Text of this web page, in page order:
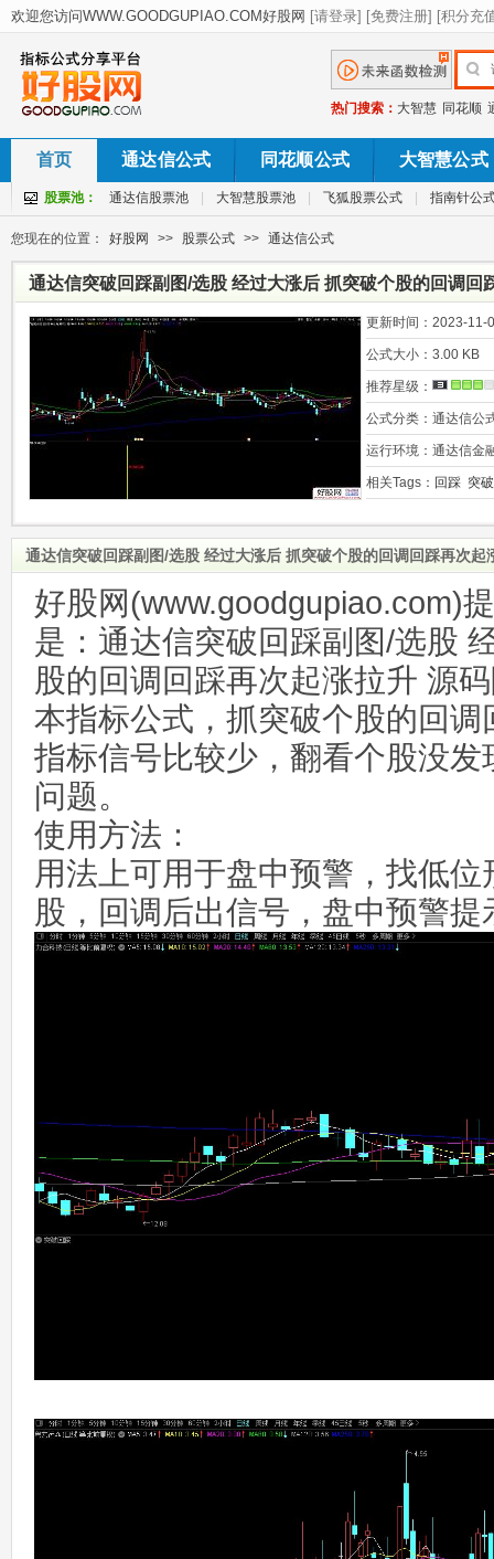
热门搜索： 大智慧 同花顺
首页 通达信公式 同花顺公式 大智慧公式
股票池： 通达信股票池 大智慧股票池 飞狐股票公式 指南针公
您现在的位置： 好股网 >> 股票公式 >> 通达信公式
通达信突破回踩副图/选股 经过大涨后 抓突破个股的回调回
附图
更新时间： 2023-11-
公式大小： 3.00 KB
推荐星级：
公式分类： 通达信公
运行环境： 通达信金
相关Tags： 回踩 突破
通达信突破回踩副图/选股 经过大涨后 抓突破个股的回调回踩再次起
好股网(www.goodgupiao.com)
是：通达信突破回踩副图/选股
股的回调回踩再次起涨拉升 源
本指标公式，抓突破个股的回
指标信号比较少，翻看个股没
问题。
使用方法：
用法上可用于盘中预警，找低
股，回调后出信号，盘中预警提